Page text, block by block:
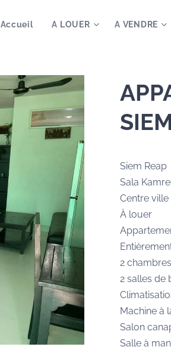
Accueil A LOUER A VENDRE
Siem Reap
Sala
Centre ville
À louer
2
2 salles de
Machine à
Salon
Salle à